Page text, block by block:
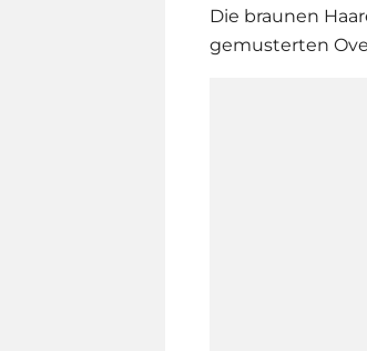
Die braunen
gemusterten